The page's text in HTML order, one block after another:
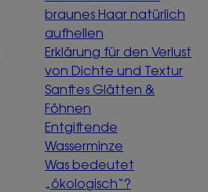
braunes Haar natürlich
aufhellen
Erklärung für den Verlust
von Dichte und Textur
Sanftes Glätten &
Föhnen
Entgiftende
Wasserminze
Was bedeutet
„ökologisch“?